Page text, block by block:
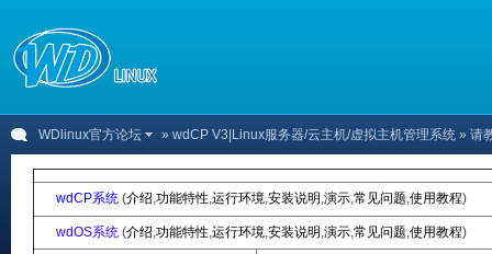
WDlinux官方论坛 » wdCP V3|Linux服务器/云主机/虚拟主机管理系统 » 请
wdCP系统 (介绍,功能特性,运行环境,安装说明 ,演示,常见问题,使用教程)
wdOS系统 (介绍,功能特性,运行环境,安装说明 ,演示,常见问题,使用教程)